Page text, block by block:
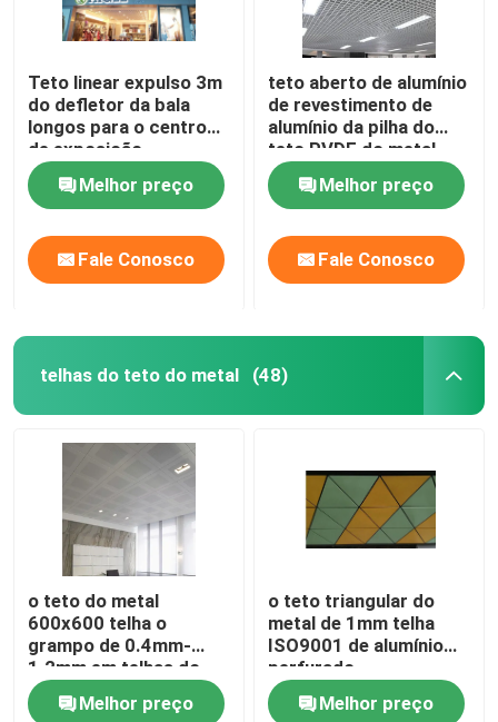
Grelha de alumínio de Sun
Difusor do ar do teto
Painel de acesso do teto
Teto linear expulso 3m
do defletor da bala
longos para o centro
de exposição
Melhor preço
Fale Conosco
teto aberto de alumínio
de revestimento de
alumínio da pilha do
teto PVDF do metal
100x100
Melhor preço
Fale Conosco
telhas do teto do metal (48)
o teto do metal
600x600 telha o
grampo de 0.4mm-
1.2mm em telhas do
teto
Melhor preço
o teto triangular do
metal de 1mm telha
ISO9001 de alumínio
perfurado
Melhor preço